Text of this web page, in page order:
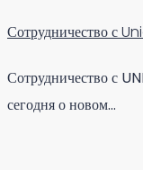
Сотрудничество с
Сотрудничество с
сегодня о новом…